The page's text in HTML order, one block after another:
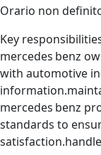
Orario non
Key
mercedes benz
with automotive
mercedes benz
standards to